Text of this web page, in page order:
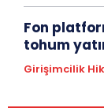
Fon
tohum
Girişimcilik